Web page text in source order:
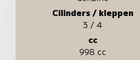
Cilinders / kleppen
3 / 4
cc
998 cc